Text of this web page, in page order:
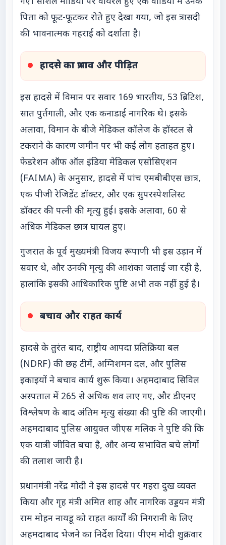
पिता को फूट-फूटकर रोते हुए देखा गया, जो इस त्रासदी
की भावनात्मक गहराई को दर्शाता है।
हादसे का प्रभाव और पीड़ित
इस हादसे में विमान पर सवार 169 भारतीय, 53 ब्रिटिश,
सात पुर्तगाली, और एक कनाडाई नागरिक थे। इसके
अलावा, विमान के बीजे मेडिकल कॉलेज के हॉस्टल से
टकराने के कारण जमीन पर भी कई लोग हताहत हुए।
फेडरेशन ऑफ ऑल इंडिया मेडिकल एसोसिएशन
(FAIMA) के अनुसार, हादसे में पांच एमबीबीएस छात्र,
एक पीजी रेजिडेंट डॉक्टर, और एक सुपरस्पेशलिस्ट
डॉक्टर की पत्नी की मृत्यु हुई। इसके अलावा, 60 से
अधिक मेडिकल छात्र घायल हुए।
गुजरात के पूर्व मुख्यमंत्री विजय रूपाणी भी इस उड़ान में
सवार थे, और उनकी मृत्यु की आशंका जताई जा रही है,
हालांकि इसकी आधिकारिक पुष्टि अभी तक नहीं हुई है।
बचाव और राहत कार्य
हादसे के तुरंत बाद, राष्ट्रीय आपदा प्रतिक्रिया बल
(NDRF) की छह टीमें, अग्निशमन दल, और पुलिस
इकाइयों ने बचाव कार्य शुरू किया। अहमदाबाद सिविल
अस्पताल में 265 से अधिक शव लाए गए, और डीएनए
विश्लेषण के बाद अंतिम मृत्यु संख्या की पुष्टि की जाएगी।
अहमदाबाद पुलिस आयुक्त जीएस मलिक ने पुष्टि की कि
एक यात्री जीवित बचा है, और अन्य संभावित बचे लोगों
की तलाश जारी है।
प्रधानमंत्री नरेंद्र मोदी ने इस हादसे पर गहरा दुख व्यक्त
किया और गृह मंत्री अमित शाह और नागरिक उड्डयन मंत्री
राम मोहन नायडू को राहत कार्यों की निगरानी के लिए
अहमदाबाद भेजने का निर्देश दिया। पीएम मोदी शुक्रवार